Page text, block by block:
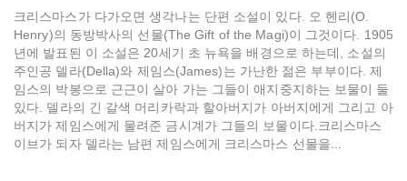
크리스마스가 다가오면 생각나는 단편 소설이 있다. 오 헨리(O.
Henry)의 동방박사의 선물(The Gift of the Magi)이 그것이다. 1905
년에 발표된 이 소설은 20세기 초 뉴욕을 배경으로 하는데, 소설의
주인공 델라(Della)와 제임스(James)는 가난한 젊은 부부이다. 제
임스의 박봉으로 근근이 살아 가는 그들이 애지중지하는 보물이 둘
있다. 델라의 긴 갈색 머리카락과 할아버지가 아버지에게 그리고 아
버지가 제임스에게 물려준 금시계가 그들의 보물이다.크리스마스
이브가 되자 델라는 남편 제임스에게 크리스마스 선물을...